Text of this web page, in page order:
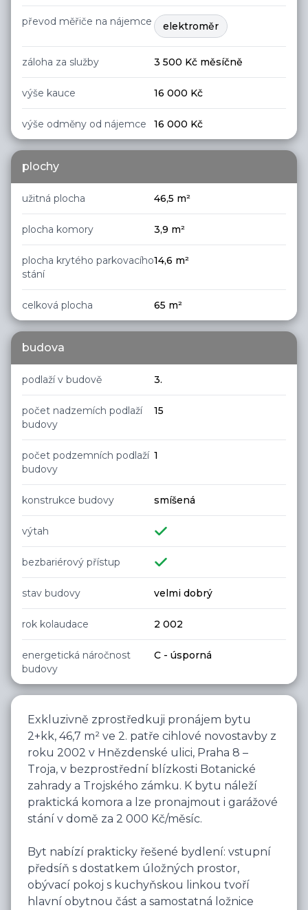
převod měřiče na nájemce elektroměr
záloha za služby 3 500 Kč měsíčně
výše kauce 16 000 Kč
výše odměny od nájemce 16 000 Kč
plochy
užitná plocha 46,5 m²
plocha komory 3,9 m²
plocha krytého parkovacího
stání
14,6 m²
celková plocha 65 m²
budova
podlaží v budově 3.
počet nadzemích podlaží
budovy
15
počet podzemních podlaží
budovy
1
konstrukce budovy smíšená
výtah
bezbariérový přístup
stav budovy velmi dobrý
rok kolaudace 2 002
energetická náročnost
budovy
C - úsporná
Exkluzivně zprostředkuji pronájem bytu
2+kk, 46,7 m² ve 2. patře cihlové novostavby z
roku 2002 v Hnězdenské ulici, Praha 8 –
Troja, v bezprostřední blízkosti Botanické
zahrady a Trojského zámku. K bytu náleží
praktická komora a lze pronajmout i garážové
stání v domě za 2 000 Kč/měsíc.
Byt nabízí prakticky řešené bydlení: vstupní
předsíň s dostatkem úložných prostor,
obývací pokoj s kuchyňskou linkou tvoří
hlavní obytnou část a samostatná ložnice